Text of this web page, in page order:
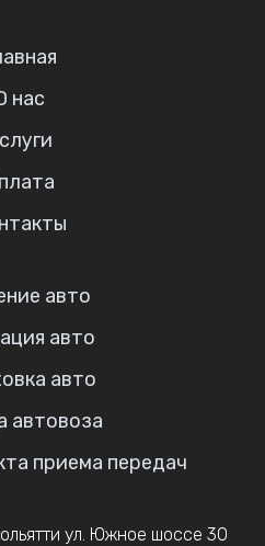
нас
авто
авто
авто
автовоза
приема передач
ул. Южное шоссе 30